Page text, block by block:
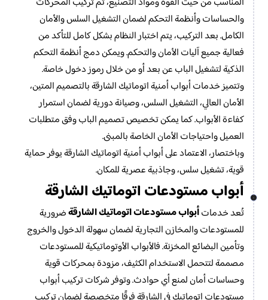
والحساسات وأنظمة التحكم لضمان التشغيل السلس والأمان
الكامل. بعد التركيب، يتم اختبار النظام بشكل كامل للتأكد من
فعالية جميع آليات الأمان والتحكم. ويمكن دمج أنظمة التحكم
الذكية لتشغيل الباب عن بعد أو من خلال رموز دخول خاصة.
وتتميز خدمات أبواب أمنية اتوماتيك الشارقة بالتصميم المتين،
الأمان العالي، التشغيل السلس، وصيانة دورية لضمان استمرار
كفاءة الأبواب. كما يمكن تخصيص تصميم الباب وفق متطلبات
العميل واحتياجات الأمان الخاصة بالمبنى.
وباختصار، الاعتماد على أبواب أمنية اتوماتيك الشارقة يوفر حماية
قوية، تشغيل سلس، وجاذبية عصرية للمكان.
أبواب مستودعات اتوماتيك الشارقة
تُعد خدماتأبواب مستودعات اتوماتيك الشارقةضرورية
للمستودعات والمخازن التجارية لضمان سهولة الدخول والخروج
وتأمين البضائع المخزنة. فالأبواب الأوتوماتيكية للمستودعات
مصممة لتتحمل الاستخدام الكثيف، مزودة بمحركات قوية
وحساسات أمان لمنع أي حوادث. وتوفر شركات تركيب أبواب